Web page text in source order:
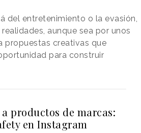
del entretenimiento o la evasión,
aunque sea por unos
propuestas creativas que
para construir
productos de marcas:
en Instagram